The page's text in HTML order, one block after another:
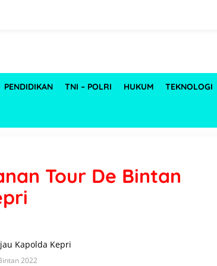
PENDIDIKAN TNI – POLRI HUKUM TEKNOLOGI
Tour De Bintan
2022